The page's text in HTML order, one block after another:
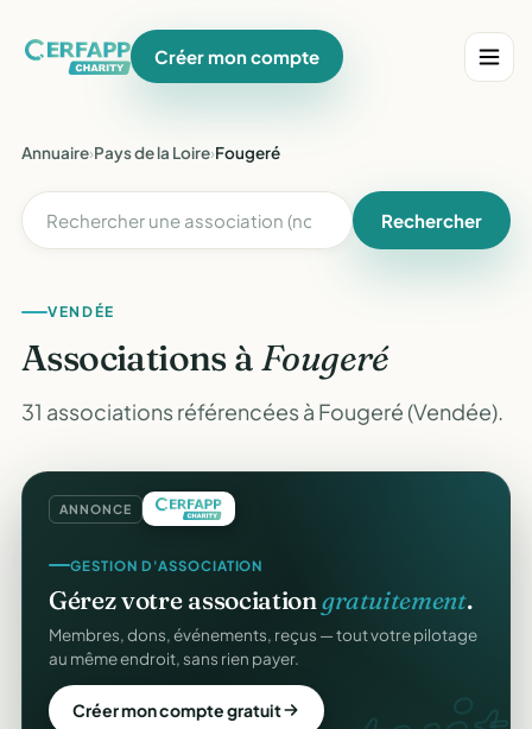
Créer mon compte
Annuaire›Pays de la Loire›Fougeré
Rechercher
VENDÉE
Associations àFougeré
31 associations référencées à Fougeré (Vendée).
ANNONCE
GESTION D'ASSOCIATION
Gérez votre associationgratuitement.
Membres, dons, événements, reçus — tout votre pilotage
au même endroit, sans rien payer.
Créer mon compte gratuit